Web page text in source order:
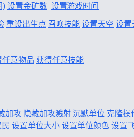
)设置金矿数 设置游戏时间
重设出生点 召唤技能设置天空 设置
任意物品 获得任意技能
加攻 隐藏加攻溅射沉默单位 克隆操
设置单位大小设置单位颜色设置